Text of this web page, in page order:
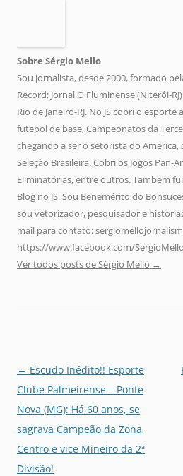
Sobre Sérgio Mello
Sou jornalista, desde 2000, formado
Record; Jornal O Fluminense (Niterói-
Rio de Janeiro-RJ. No JS cobri o
futebol de base, Campeonatos da
chegando a ser o setorista do
Seleção Brasileira. Cobri os Jogos Pan-
Eliminatórias, entre outros. Também
Blog no JS. Sou Benemérito do
sou vetorizador, pesquisador e
mail para contato:
https://www.facebook.com/
Ver todos posts de Sérgio Mello →
Navegação
de
posts
← Escudo Inédito!! Esporte
Clube Palmeirense – Ponte
Nova (MG): Há 60 anos, se
sagrava Campeão da Zona
Centro e vice Mineiro da 2ª
Divisão!